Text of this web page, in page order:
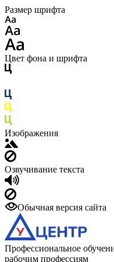
Размер шрифта
Цвет фона и шрифта
Изображения
Озвучивание текста
Обычная версия сайта
Профессиональное
рабочим профессиям